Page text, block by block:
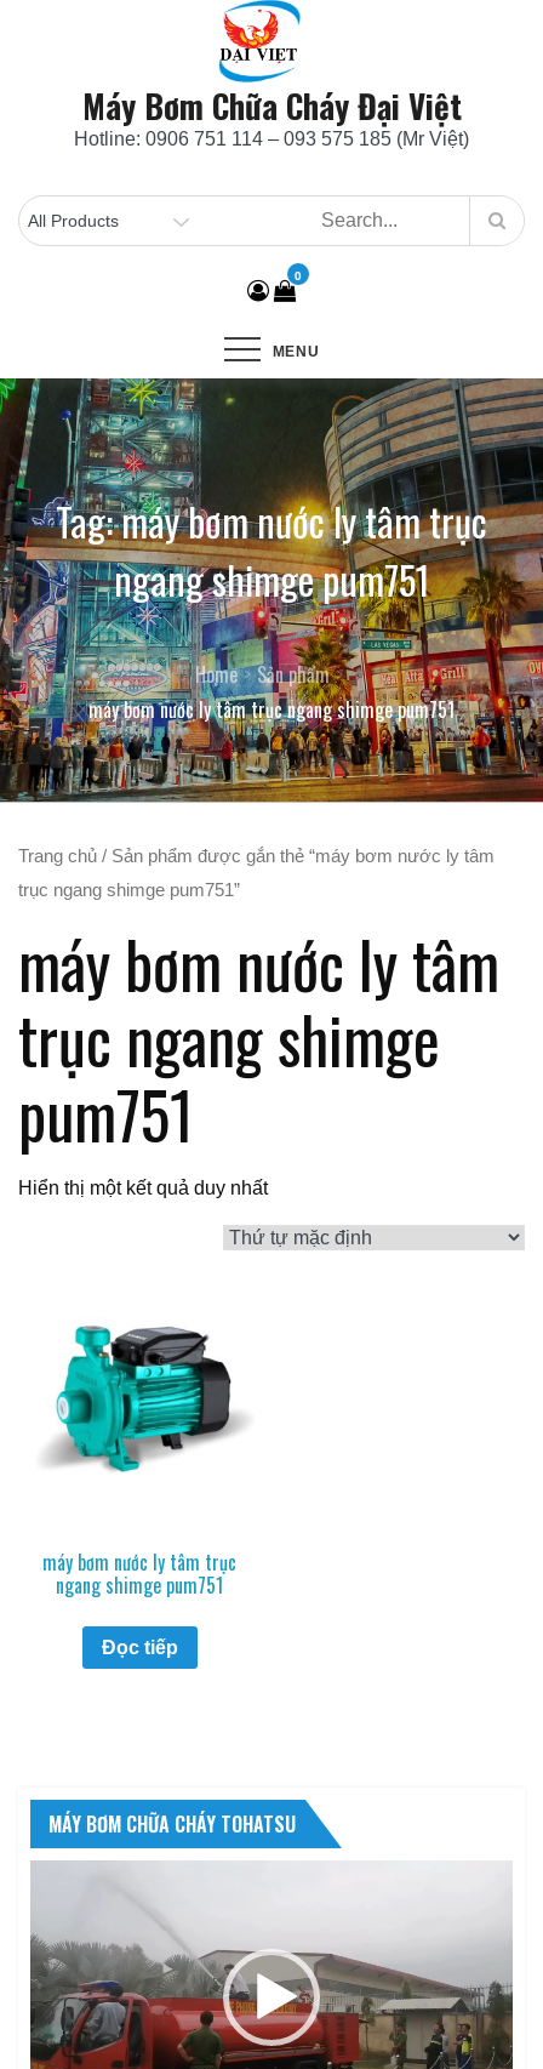
Máy Bơm Chữa Cháy Đại Việt
Hotline: 0906 751 114 – 093 575 185 (Mr Việt)
0
MENU
Tag:máy bơm nước ly tâm trục
ngang shimge pum751
Home
Sản phẩm
máy bơm nước ly tâm trục ngang shimge pum751
Trang chủ / Sản phẩm được gắn thẻ “máy bơm nước ly tâm
trục ngang shimge pum751”
máy bơm nước ly tâm
trục ngang shimge
pum751
Hiển thị một kết quả duy nhất
máy bơm nước ly tâm trục
ngang shimge pum751
Đọc tiếp
MÁY BƠM CHỮA CHÁY TOHATSU
Video